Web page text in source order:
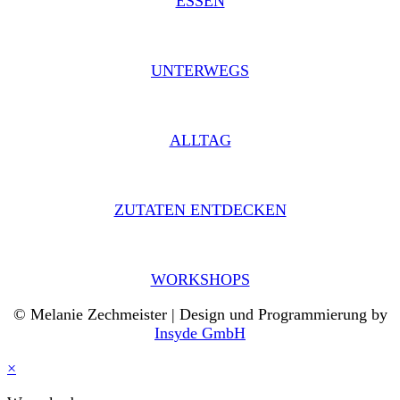
UNTERWEGS
ALLTAG
ZUTATEN ENTDECKEN
WORKSHOPS
© Melanie Zechmeister | Design und Programmierung by
Insyde GmbH
×